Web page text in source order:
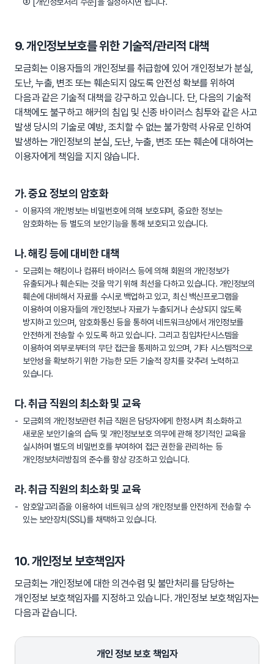
9. 개인정보보호를 위한 기술적/관리적 대책
모금회는 이용자들의 개인정보를 취급함에 있어 개인정보가 분실,
도난, 누출, 변조 또는 훼손되지 않도록 안전성 확보를 위하여
다음과 같은 기술적 대책을 강구하고 있습니다. 단, 다음의 기술적
대책에도 불구하고 해커의 침입 및 신종 바이러스 침투와 같은 사고
발생 당시의 기술로 예방, 조치할 수 없는 불가항력 사유로 인하여
발생하는 개인정보의 분실, 도난, 누출, 변조 또는 훼손에 대하여는
이용자에게 책임을 지지 않습니다.
가. 중요 정보의 암호화
이용자의 개인벙보는 비밀번호에 의해 보호되며, 중요한 정보는
암호화하는 등 별도의 보안기능을 통해 보호되고 있습니다.
나. 해킹 등에 대비한 대책
모금회는 해킹이나 컴퓨터 바이러스 등에 의해 회원의 개인정보가
유출되거나 훼손되는 것을 막기 위해 최선을 다하고 있습니다. 개인정보의
훼손에 대비해서 자료를 수시로 백업하고 있고, 최신 백신프로그램을
이용하여 이용자들의 개인정보나 자료가 누출되거나 손상되지 않도록
방지하고 있으며, 암호화통신 등을 통하여 네트워크상에서 개인정보를
안전하게 전송할 수 있도록 하고 있습니다. 그리고 침입차단시스템을
이용하여 외부로부터의 무단 접근을 통제하고 있으며, 기타 시스템적으로
보안성을 확보하기 위한 가능한 모든 기술적 장치를 갖추려 노력하고
있습니다.
다. 취급 직원의 최소화 및 교육
모금회의 개인정보관련 취급 직원은 담당자에게 한정시켜 최소화하고
새로운 보안기술의 습득 및 개인정보보호 의무에 관해 정기적인 교육을
실시하며 별도의 비밀번호를 부여하여 접근 권한을 관리하는 등
개인정보처리방침의 준수를 항상 강조하고 있습니다.
라. 취급 직원의 최소화 및 교육
암호알고리즘을 이용하여 네트워크 상의 개인정보를 안전하게 전송할 수
있는 보안장치(SSL)를 채택하고 있습니다.
10. 개인정보 보호책임자
모금회는 개인정보에 대한 의견수렴 및 불만처리를 담당하는
개인정보 보호책임자를 지정하고 있습니다. 개인정보 보호책임자는
다음과 같습니다.
개인 정보 보호 책임자